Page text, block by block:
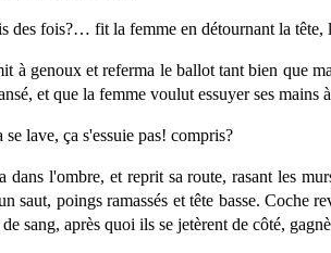
fois?… fit la femme en détournant la tête,
à genoux et referma le ballot tant bien que
et que la femme voulut essuyer ses
lave, ça s'essuie pas! compris?
dans l'ombre, et reprit sa route, rasant les
saut, poings ramassés et tête basse.
sang, après quoi ils se jetèrent de côté,